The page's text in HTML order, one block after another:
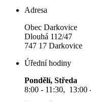
Adresa
Obec Darkovice
Dlouhá 112/47
747 17 Darkovice
Úřední hodiny
Pondělí, Středa
8:00 - 11:30, 13:00